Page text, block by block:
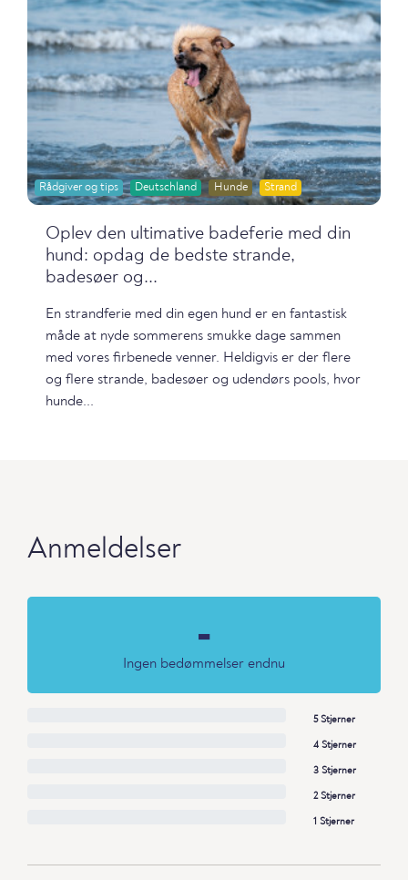
Rådgiver og tips Deutschland Hunde Strand
Oplev den ultimative badeferie med din
hund: opdag de bedste strande,
badesøer og...
En strandferie med din egen hund er en fantastisk
måde at nyde sommerens smukke dage sammen
med vores firbenede venner. Heldigvis er der flere
og flere strande, badesøer og udendørs pools, hvor
hunde...
Anmeldelser
-
Ingen bedømmelser endnu
5 Stjerner
4 Stjerner
3 Stjerner
2 Stjerner
1 Stjerner